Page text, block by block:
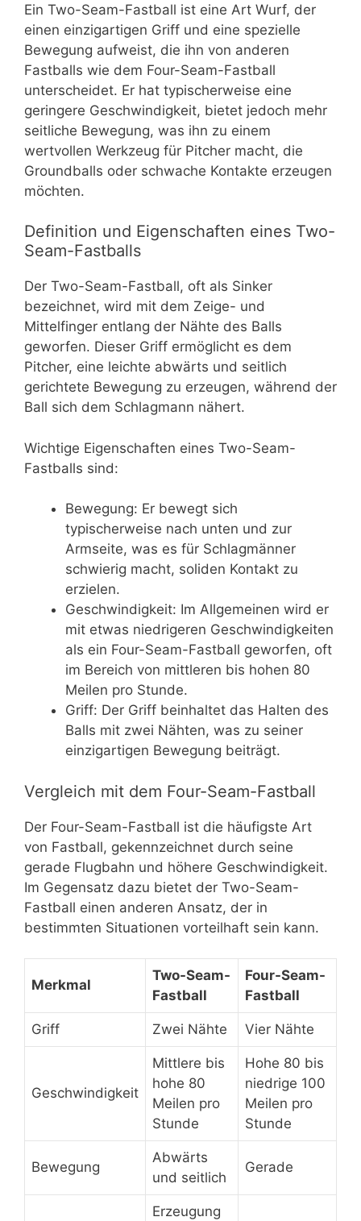
Ein Two-Seam-Fastball ist eine Art Wurf, der
einen einzigartigen Griff und eine spezielle
Bewegung aufweist, die ihn von anderen
Fastballs wie dem Four-Seam-Fastball
unterscheidet. Er hat typischerweise eine
geringere Geschwindigkeit, bietet jedoch mehr
seitliche Bewegung, was ihn zu einem
wertvollen Werkzeug für Pitcher macht, die
Groundballs oder schwache Kontakte erzeugen
möchten.
Definition und Eigenschaften eines Two-
Seam-Fastballs
Der Two-Seam-Fastball, oft als Sinker
bezeichnet, wird mit dem Zeige- und
Mittelfinger entlang der Nähte des Balls
geworfen. Dieser Griff ermöglicht es dem
Pitcher, eine leichte abwärts und seitlich
gerichtete Bewegung zu erzeugen, während der
Ball sich dem Schlagmann nähert.
Wichtige Eigenschaften eines Two-Seam-
Fastballs sind:
Bewegung: Er bewegt sich
typischerweise nach unten und zur
Armseite, was es für Schlagmänner
schwierig macht, soliden Kontakt zu
erzielen.
Geschwindigkeit: Im Allgemeinen wird er
mit etwas niedrigeren Geschwindigkeiten
als ein Four-Seam-Fastball geworfen, oft
im Bereich von mittleren bis hohen 80
Meilen pro Stunde.
Griff: Der Griff beinhaltet das Halten des
Balls mit zwei Nähten, was zu seiner
einzigartigen Bewegung beiträgt.
Vergleich mit dem Four-Seam-Fastball
Der Four-Seam-Fastball ist die häufigste Art
von Fastball, gekennzeichnet durch seine
gerade Flugbahn und höhere Geschwindigkeit.
Im Gegensatz dazu bietet der Two-Seam-
Fastball einen anderen Ansatz, der in
bestimmten Situationen vorteilhaft sein kann.
Merkmal
Two-Seam-
Fastball
Four-Seam-
Fastball
Griff Zwei Nähte Vier Nähte
Geschwindigkeit
Mittlere bis
hohe 80
Meilen pro
Stunde
Hohe 80 bis
niedrige 100
Meilen pro
Stunde
Bewegung
Abwärts
und seitlich
Gerade
Erzeugung